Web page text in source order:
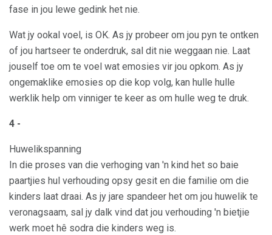
fase in jou lewe gedink het nie.
Wat jy ookal voel, is OK. As jy probeer om jou pyn te ontken
of jou hartseer te onderdruk, sal dit nie weggaan nie. Laat
jouself toe om te voel wat emosies vir jou opkom. As jy
ongemaklike emosies op die kop volg, kan hulle hulle
werklik help om vinniger te keer as om hulle weg te druk.
4 -
Huwelikspanning
In die proses van die verhoging van 'n kind het so baie
paartjies hul verhouding opsy gesit en die familie om die
kinders laat draai. As jy jare spandeer het om jou huwelik te
veronagsaam, sal jy dalk vind dat jou verhouding 'n bietjie
werk moet hê sodra die kinders weg is.